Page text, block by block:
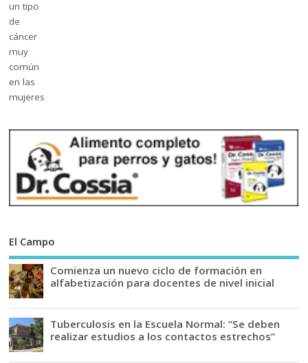
El Campo
Comienza un nuevo ciclo de formación en
alfabetización para docentes de nivel inicial
Tuberculosis en la Escuela Normal: “Se deben
realizar estudios a los contactos estrechos”